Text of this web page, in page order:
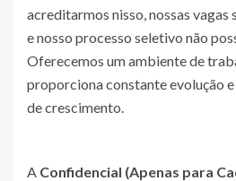
acreditarmos nisso, nossas vagas
e nosso processo seletivo não
Oferecemos um ambiente de
proporciona constante evolução
de crescimento.
A Confidencial (Apenas para